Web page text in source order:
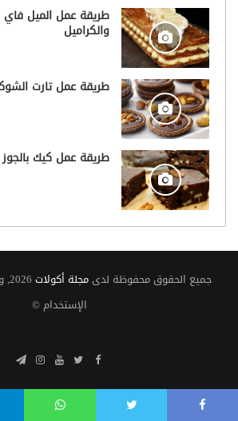
طريقة عمل الميل فاي
والكراميل
طريقة عمل تارت
طريقة عمل كيك بالجوز
جميع الحقوق محفوظة لدى مجلة أكولات
الإستخدام ©